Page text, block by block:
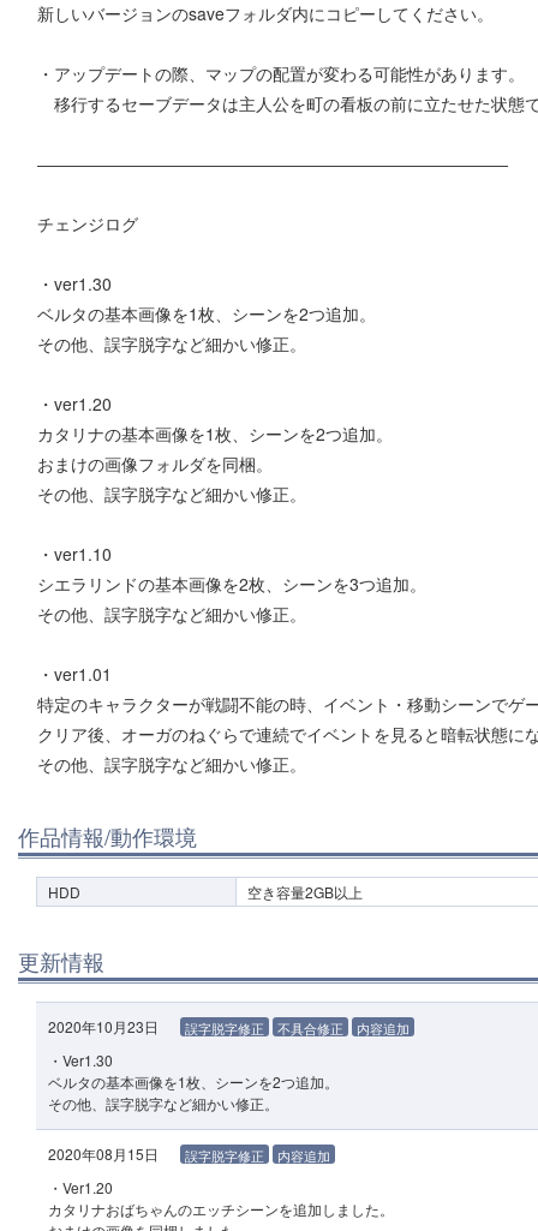
新しいバージョンのsaveフォルダ内にコピーしてください。
・アップデートの際、マップの配置が変わる可能性があります。
移行するセーブデータは主人公を町の看板の前に立たせた状態
――――――――――――――――――――――――――――
チェンジログ
・ver1.30
ベルタの基本画像を1枚、シーンを2つ追加。
その他、誤字脱字など細かい修正。
・ver1.20
カタリナの基本画像を1枚、シーンを2つ追加。
おまけの画像フォルダを同梱。
その他、誤字脱字など細かい修正。
・ver1.10
シエラリンドの基本画像を2枚、シーンを3つ追加。
その他、誤字脱字など細かい修正。
・ver1.01
特定のキャラクターが戦闘不能の時、イベント・移動シーンでゲ
クリア後、オーガのねぐらで連続でイベントを見ると暗転状態に
その他、誤字脱字など細かい修正。
作品情報/動作環境
HDD 空き容量2GB以上
更新情報
2020年10月23日 誤字脱字修正 不具合修正 内容追加
・Ver1.30
ベルタの基本画像を1枚、シーンを2つ追加。
その他、誤字脱字など細かい修正。
2020年08月15日 誤字脱字修正 内容追加
・Ver1.20
カタリナおばちゃんのエッチシーンを追加しました。